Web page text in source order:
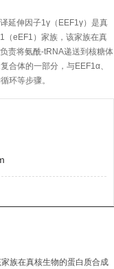
延伸因子1γ（EEF1γ）是真
（eEF1）家族，该家族在真
责将氨酰-tRNA递送到核糖体
合体的一部分，与EEF1α、
环等步骤。
族在真核生物的蛋白质合成